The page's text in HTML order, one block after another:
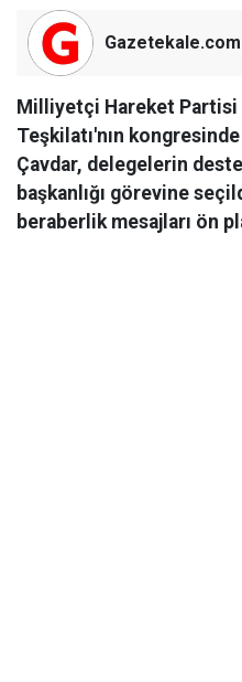
Gazetekale.com
Milliyetçi Hareket Partisi
Teşkilatı'nın
Çavdar, delegelerin
başkanlığı görevine
beraberlik mesajları ön